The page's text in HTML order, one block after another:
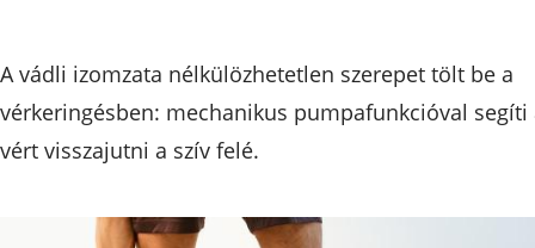
A vádli izomzata nélkülözhetetlen szerepet tölt be a
vérkeringésben: mechanikus pumpafunkcióval segíti
vért visszajutni a szív felé.